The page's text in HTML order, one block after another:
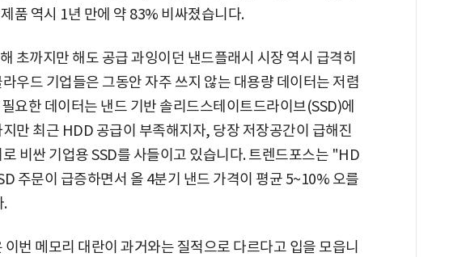
품 역시 1년 만에 약 83% 비싸졌습니다.
초까지만 해도 공급 과잉이던 낸드플래시 시장 역시 급격히
우드 기업들은 그동안 자주 쓰지 않는 대용량 데이터는 저렴
요한 데이터는 낸드 기반 솔리드스테이트드라이브(SSD)에
만 최근 HDD 공급이 부족해지자, 당장 저장공간이 급해진
비싼 기업용 SSD를 사들이고 있습니다. 트렌드포스는 "HD
주문이 급증하면서 올 4분기 낸드 가격이 평균 5~10% 오를
.
번 메모리 대란이 과거와는 질적으로 다르다고 입을 모읍니